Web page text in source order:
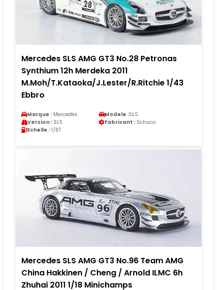
Mercedes SLS AMG GT3 No.28 Petronas
Synthium 12h Merdeka 2011
M.Moh/T.Kataoka/J.Lester/R.Ritchie 1/43
Ebbro
Marque : Mercedes Modele :SLS
Version : SLS Fabricant : Schuco
Echelle : 1/87
Mercedes SLS AMG GT3 No.96 Team AMG
China Hakkinen / Cheng / Arnold ILMC 6h
Zhuhai 2011 1/18 Minichamps